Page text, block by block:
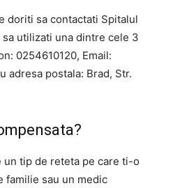
doriti sa contactati Spitalul
utilizati una dintre cele 3
0254610120, Email:
adresa postala: Brad, Str.
un tip de reteta pe care ti-o
familie sau un medic